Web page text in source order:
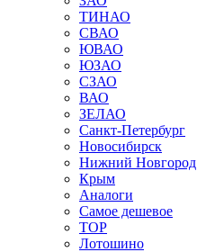
ТИНАО
СВАО
ЮВАО
ЮЗАО
СЗАО
ВАО
ЗЕЛАО
Санкт-Петербург
Новосибирск
Нижний Новгород
Крым
Аналоги
Самое дешевое
TOP
Лотошино